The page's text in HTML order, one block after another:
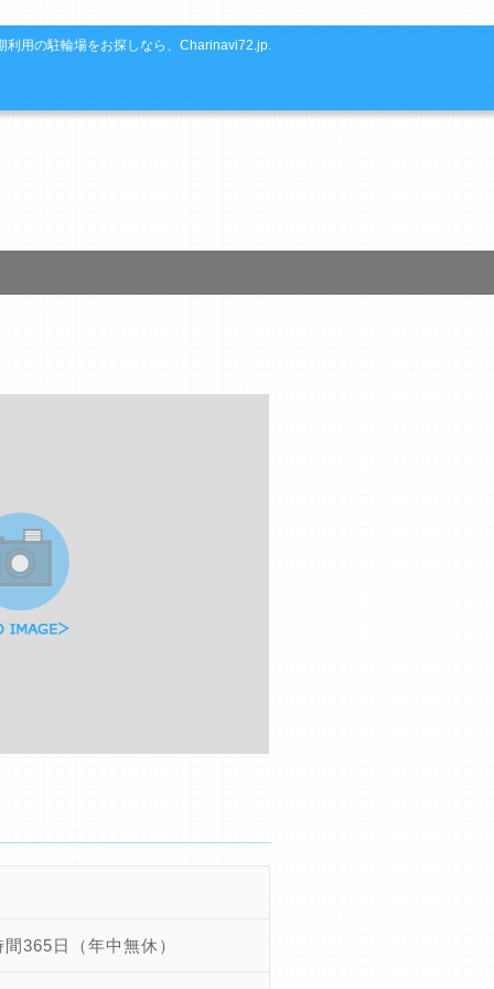
利用の駐輪場をお探しなら、Charinavi72.jp.
間365日（年中無休）